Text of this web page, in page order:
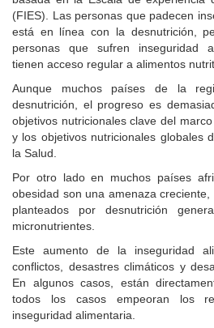
(FIES). Las personas que padecen
está en línea con la desnutrición,
personas que sufren inseguridad
tienen acceso regular a alimentos
Aunque muchos países de la
desnutrición, el progreso es
objetivos nutricionales clave del
y los objetivos nutricionales globales
la Salud.
Por otro lado en muchos países
obesidad son una amenaza
planteados por desnutrición
micronutrientes.
Este aumento de la inseguridad
conflictos, desastres climáticos y
En algunos casos, están
todos los casos empeoran los
inseguridad alimentaria.